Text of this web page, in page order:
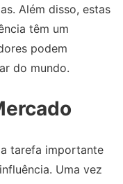
Além disso, estas
têm um
podem
do mundo.
tarefa importante
Uma vez